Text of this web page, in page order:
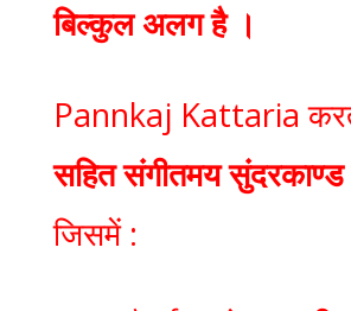
बिल्कुल अलग है ।
Pannkaj Kattaria
सहित संगीतमय सुंदरकाण्ड
जिसमें :